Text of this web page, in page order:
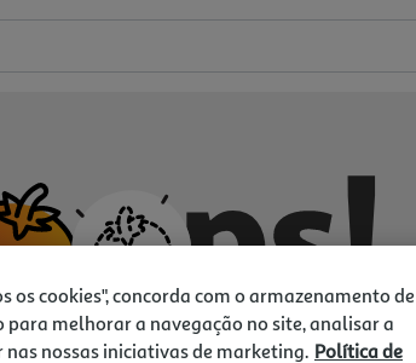
os cookies", concorda com o armazenamento de
para melhorar a navegação no site, analisar a
nossas iniciativas de marketing. Política de